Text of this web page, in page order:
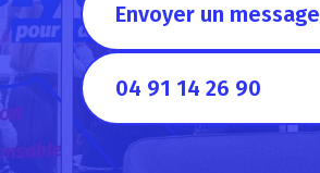
Envoyer un message
04 91 14 26 90